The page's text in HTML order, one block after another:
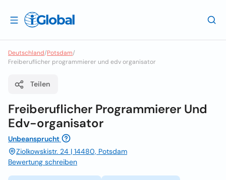
Deutschland/Potsdam/
Freiberuflicher programmierer und edv organisator
Teilen
Freiberuflicher Programmierer Und
Edv-organisator
Unbeansprucht
Ziolkowskistr. 24 | 14480, Potsdam
Bewertung schreiben